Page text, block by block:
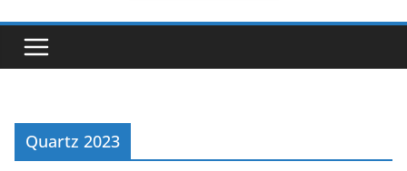
Quartz 2023